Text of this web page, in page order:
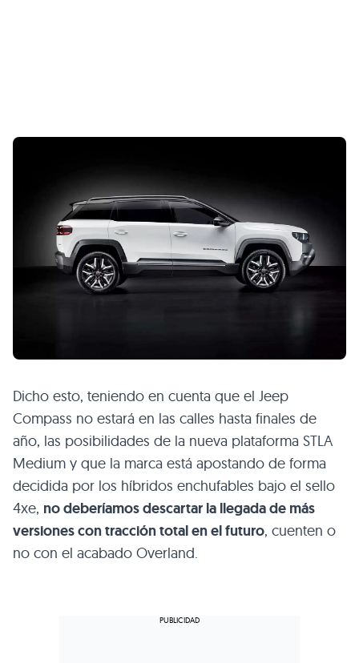
Dicho esto, teniendo en cuenta que el Jeep
Compass no estará en las calles hasta finales de
año, las posibilidades de la nueva plataforma STLA
Medium y que la marca está apostando de forma
decidida por los híbridos enchufables bajo el sello
4xe, no deberíamos descartar la llegada de más
versiones con tracción total en el futuro, cuenten o
no con el acabado Overland.